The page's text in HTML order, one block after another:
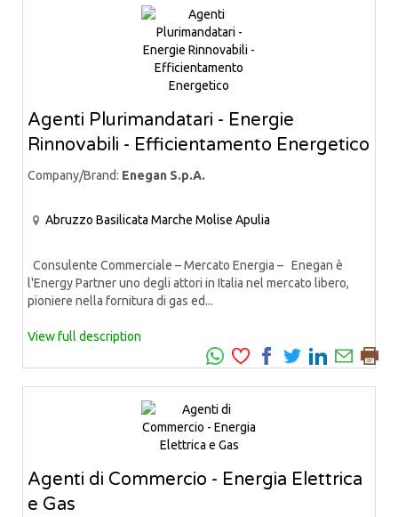
Agenti Plurimandatari - Energie
Rinnovabili - Efficientamento Energetico
Company/Brand: Enegan S.p.A.
Abruzzo Basilicata Marche Molise Apulia
Consulente Commerciale – Mercato Energia – Enegan è
l'Energy Partner uno degli attori in Italia nel mercato libero,
pioniere nella fornitura di gas ed...
View full description
Agenti di Commercio - Energia Elettrica
e Gas